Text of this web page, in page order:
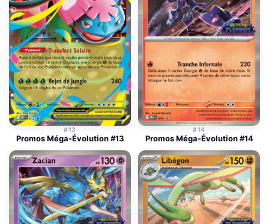
#13
Promos Méga-Évolution #13
#14
Promos Méga-Évolution #14